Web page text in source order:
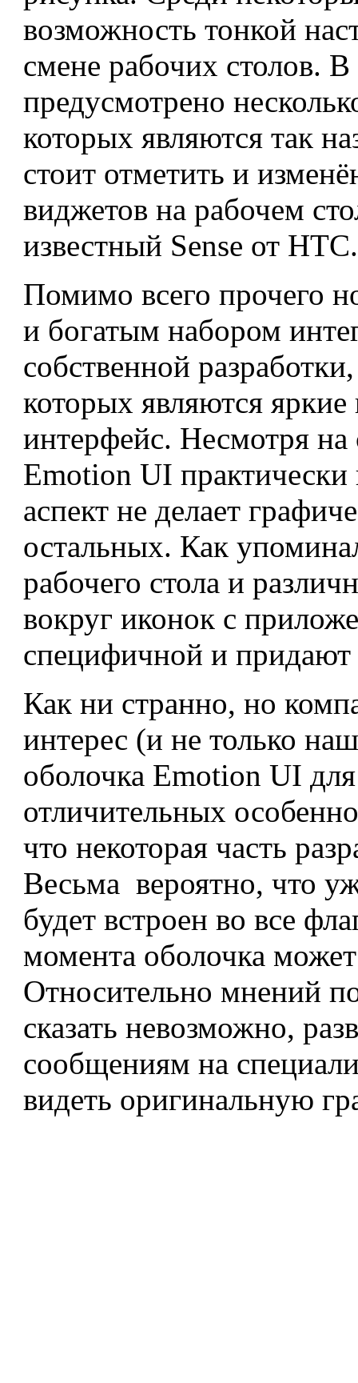
возможность тонкой
смене рабочих столов.
предусмотрено
которых являются так
стоит отметить и
виджетов на рабочем
известный Sense от HTC.
Помимо всего прочего
и богатым набором
собственной
которых являются яркие
интерфейс. Несмотря на
Emotion UI
аспект не делает
остальных. Как
рабочего стола и
вокруг иконок с
специфичной и придают
Как ни странно, но
интерес (и не только
оболочка Emotion UI
отличительных
что некоторая часть
Весьма вероятно, что
будет встроен во все
момента оболочка
Относительно мнений
сказать невозможно,
сообщениям на
видеть оригинальную